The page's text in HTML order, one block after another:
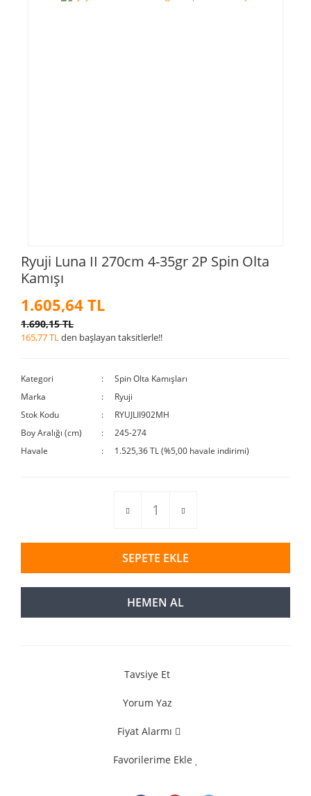
Ryuji Luna II 270cm 4-35gr 2P Spin Olta
Kamışı
1.605,64 TL
1.690,15 TL
165,77 TLden başlayan taksitlerle!!
Kategori
Spin Olta Kamışları
Marka
Ryuji
Stok Kodu
RYUJLII902MH
Boy Aralığı (cm)
245-274
Havale
1.525,36 TL (%5,00 havale indirimi)
SEPETE EKLE
HEMEN AL
Tavsiye Et
Yorum Yaz
Fiyat Alarmı
Favorilerime Ekle